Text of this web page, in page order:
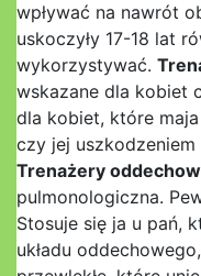
wpływać na nawrót
uskoczyły 17-18 lat
wykorzystywać.
wskazane dla kobiet
dla kobiet, które
czy jej
Trenażery
pulmonologiczna.
Stosuje się ja u pań,
układu